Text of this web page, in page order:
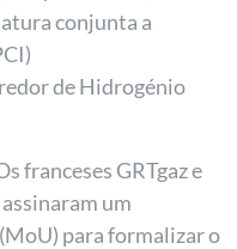
conjunta a
de Hidrogénio
franceses GRTgaz e
um
para formalizar o